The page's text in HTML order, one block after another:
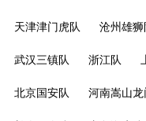
天津津门虎队 沧州雄狮
武汉三镇队 浙江队
北京国安队 河南嵩山龙